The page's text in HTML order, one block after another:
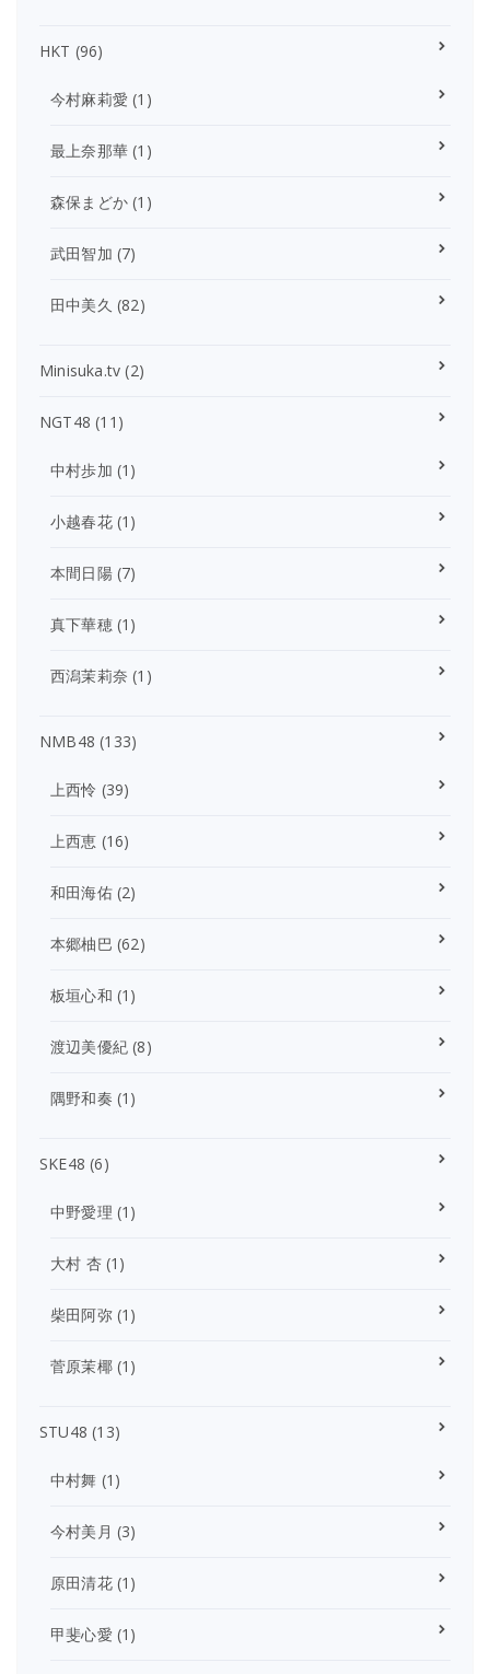
HKT (96)
今村麻莉愛 (1)
最上奈那華 (1)
森保まどか (1)
武田智加 (7)
田中美久 (82)
Minisuka.tv (2)
NGT48 (11)
中村歩加 (1)
小越春花(1)
本間日陽(7)
真下華穂(1)
西潟茉莉奈 (1)
NMB48 (133)
上西怜 (39)
上西恵 (16)
和田海佑(2)
本郷柚巴 (62)
板垣心和 (1)
渡辺美優紀 (8)
隅野和奏 (1)
SKE48 (6)
中野愛理 (1)
大村 杏(1)
柴田阿弥(1)
菅原茉椰(1)
STU48 (13)
中村舞 (1)
今村美月 (3)
原田清花(1)
甲斐心愛 (1)